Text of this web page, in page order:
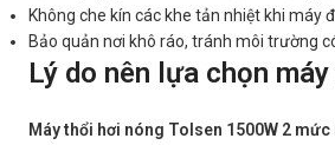
Không che kín các khe tản nhiệt khi máy
Bảo quản nơi khô ráo, tránh môi trường
Lý do nên lựa chọn
Máy thổi hơi nóng Tolsen 1500W 2 mức